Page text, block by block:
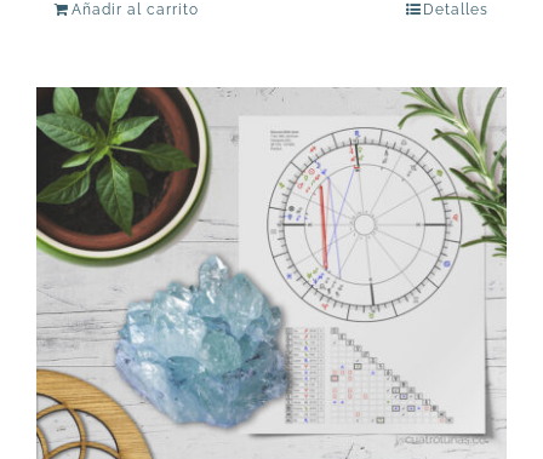
Añadir al carrito Detalles